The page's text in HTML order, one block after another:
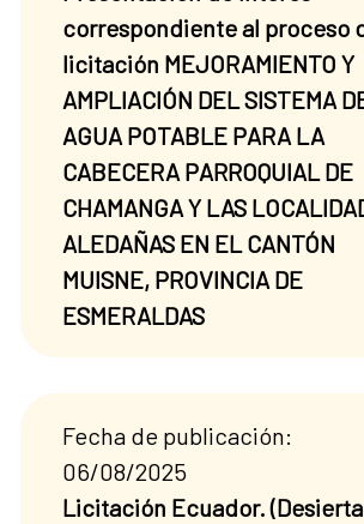
correspondiente al proceso
licitación MEJORAMIENTO Y
AMPLIACIÓN DEL SISTEMA
AGUA POTABLE PARA LA
CABECERA PARROQUIAL DE
CHAMANGA Y LAS
ALEDAÑAS EN EL CANTÓN
MUISNE, PROVINCIA DE
ESMERALDAS
Fecha de publicación:
06/08/2025
Licitación Ecuador.